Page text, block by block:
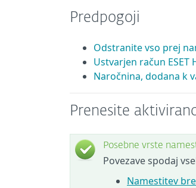
Predpogoji
Odstranite vso prej
Ustvarjen račun ESET
Naročnina, dodana k
Prenesite
Posebne vrste
Povezave spodaj
Namestitev